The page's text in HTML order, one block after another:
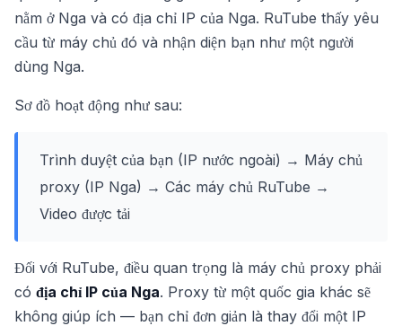
nằm ở Nga và có địa chỉ IP của Nga. RuTube thấy yêu
cầu từ máy chủ đó và nhận diện bạn như một người
dùng Nga.
Sơ đồ hoạt động như sau:
Trình duyệt của bạn (IP nước ngoài) → Máy chủ
proxy (IP Nga) → Các máy chủ RuTube →
Video được tải
Đối với RuTube, điều quan trọng là máy chủ proxy phải
có địa chỉ IP của Nga. Proxy từ một quốc gia khác sẽ
không giúp ích — bạn chỉ đơn giản là thay đổi một IP